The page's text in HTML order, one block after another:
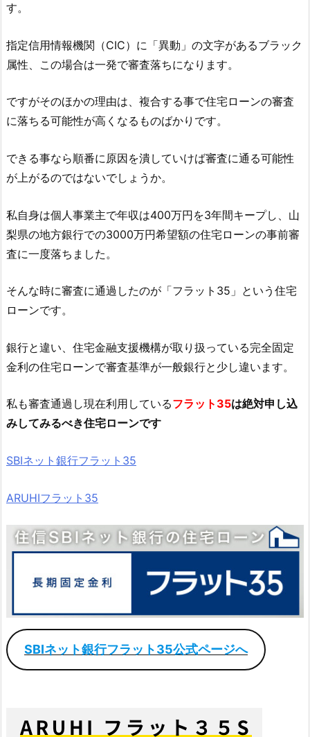
す。
指定信用情報機関（CIC）に「異動」の文字があるブラック
属性、この場合は一発で審査落ちになります。
ですがそのほかの理由は、複合する事で住宅ローンの審査
に落ちる可能性が高くなるものばかりです。
できる事なら順番に原因を潰していけば審査に通る可能性
が上がるのではないでしょうか。
私自身は個人事業主で年収は400万円を3年間キープし、山
梨県の地方銀行での3000万円希望額の住宅ローンの事前審
査に一度落ちました。
そんな時に審査に通過したのが「フラット35」という住宅
ローンです。
銀行と違い、住宅金融支援機構が取り扱っている完全固定
金利の住宅ローンで審査基準が一般銀行と少し違います。
私も審査通過し現在利用しているフラット35は絶対申し込
みしてみるべき住宅ローンです
SBIネット銀行フラット35
ARUHIフラット35
SBIネット銀行フラット35公式ページへ